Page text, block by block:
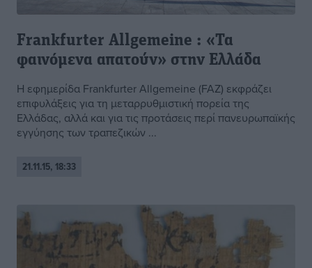
Frankfurter Allgemeine : «Τα
φαινόμενα απατούν» στην Ελλάδα
Η εφημερίδα Frankfurter Allgemeine (FAZ) εκφράζει
επιφυλάξεις για τη μεταρρυθμιστική πορεία της
Ελλάδας, αλλά και για τις προτάσεις περί πανευρωπαϊκής
εγγύησης των τραπεζικών ...
21.11.15, 18:33